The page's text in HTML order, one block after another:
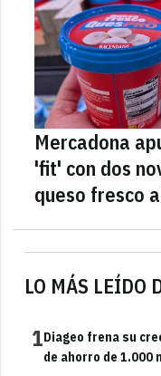
LO MÁS LEÍDO
1Diageo frena su
de ahorro de 1.000
Mercadona
'fit' con dos
queso fresco